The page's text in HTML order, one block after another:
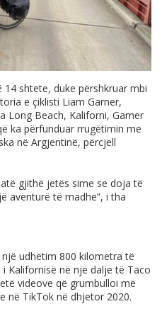
shtete, duke përshkruar mbi
e çiklisti Liam Garner,
Long Beach, Kaliforni, Garner
ka përfunduar rrugëtimin me
në Argjentinë, përcjell
gjithë jetës sime se doja të
aventurë të madhe”, i tha
udhëtim 800 kilometra të
Kalifornisë në një dalje të Taco
videove që grumbulloi më
në TikTok në dhjetor 2020.